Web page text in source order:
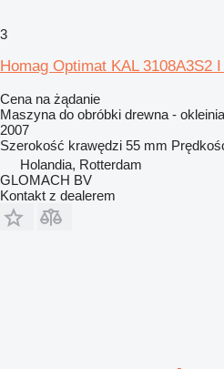
3
Homag Optimat KAL 3108A3S2
Cena na żądanie
Maszyna do obróbki drewna -
2007
Szerokość krawędzi 55 mm
Holandia, Rotterdam
GLOMACH BV
Kontakt z dealerem